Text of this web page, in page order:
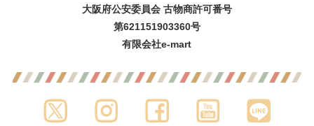
大阪府公安委員会 古物商許可番号
第621151903360号
有限会社e-mart